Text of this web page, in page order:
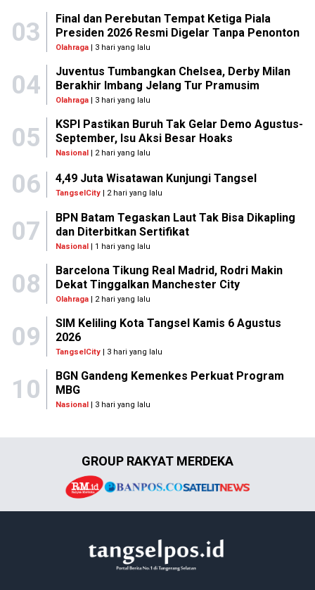
03
Final dan Perebutan Tempat Ketiga Piala
Presiden 2026 Resmi Digelar Tanpa Penonton
Olahraga| 3 hari yang lalu
04
Juventus Tumbangkan Chelsea, Derby Milan
Berakhir Imbang Jelang Tur Pramusim
Olahraga| 3 hari yang lalu
05
KSPI Pastikan Buruh Tak Gelar Demo Agustus-
September, Isu Aksi Besar Hoaks
Nasional| 2 hari yang lalu
06 4,49 Juta Wisatawan Kunjungi Tangsel
TangselCity | 2 hari yang lalu
07
BPN Batam Tegaskan Laut Tak Bisa Dikapling
dan Diterbitkan Sertifikat
Nasional| 1 hari yang lalu
08
Barcelona Tikung Real Madrid, Rodri Makin
Dekat Tinggalkan Manchester City
Olahraga| 2 hari yang lalu
09
SIM Keliling Kota Tangsel Kamis 6 Agustus
2026
TangselCity| 3 hari yang lalu
10
BGN Gandeng Kemenkes Perkuat Program
MBG
Nasional| 3 hari yang lalu
GROUP RAKYAT MERDEKA